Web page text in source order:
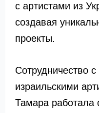
с артистами из
создавая
проекты.
Сотрудничество
израильскими
Тамара работала